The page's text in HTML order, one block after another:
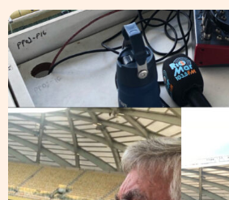
Por trás da emoção: A rotina de